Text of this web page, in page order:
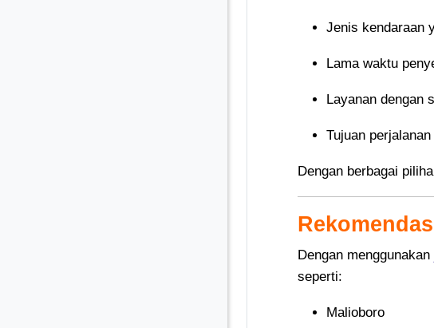
Jenis kendaraan
Lama waktu
Layanan dengan
Tujuan
Dengan berbagai
Dengan menggunakan
seperti:
Malioboro